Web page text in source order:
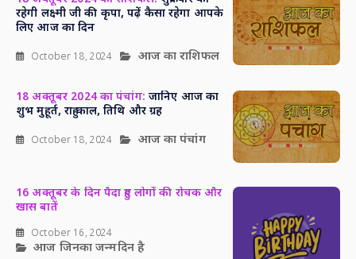
रहेगी लक्ष्मी जी की कृपा, पढ़ें कैसा रहेगा आपके
लिए आज का दिन
October 18, 2024 आज का राशिफल
18 अक्तूबर 2024 का पंचांग: जानिए आज का
शुभ मुहूर्त, राहु काल, तिथि और ग्रह
October 18, 2024 आज का पंचांग
16 अक्तूबर के दिन पैदा हुए लोगों की रोचक और
खास बातें
October 16, 2024
आज जिनका जन्मदिन है